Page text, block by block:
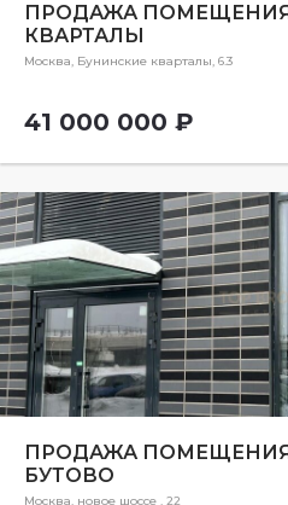
ПРОДАЖА
КВАРТАЛЫ
Москва, Бунинские кварталы, 6.3
41 000 000 ₽
ПРОДАЖА
БУТОВО
Москва, новое шоссе , 22